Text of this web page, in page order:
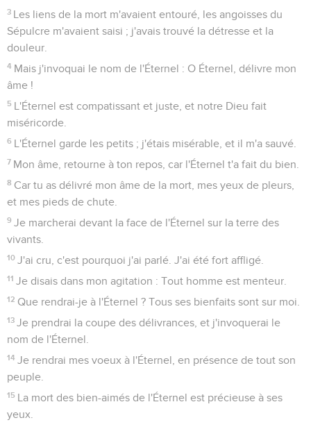
3 Les liens de la mort m'avaient entouré, les angoisses du
Sépulcre m'avaient saisi ; j'avais trouvé la détresse et la
douleur.
4 Mais j'invoquai le nom de l'Éternel : O Éternel, délivre mon
âme !
5 L'Éternel est compatissant et juste, et notre Dieu fait
miséricorde.
6 L'Éternel garde les petits ; j'étais misérable, et il m'a sauvé.
7 Mon âme, retourne à ton repos, car l'Éternel t'a fait du bien.
8 Car tu as délivré mon âme de la mort, mes yeux de pleurs,
et mes pieds de chute.
9 Je marcherai devant la face de l'Éternel sur la terre des
vivants.
10 J'ai cru, c'est pourquoi j'ai parlé. J'ai été fort affligé.
11 Je disais dans mon agitation : Tout homme est menteur.
12 Que rendrai-je à l'Éternel ? Tous ses bienfaits sont sur moi.
13 Je prendrai la coupe des délivrances, et j'invoquerai le
nom de l'Éternel.
14 Je rendrai mes voeux à l'Éternel, en présence de tout son
peuple.
15 La mort des bien-aimés de l'Éternel est précieuse à ses
yeux.